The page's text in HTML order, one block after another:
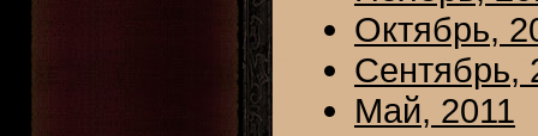
Октябрь,
Сентябрь,
Май, 2011